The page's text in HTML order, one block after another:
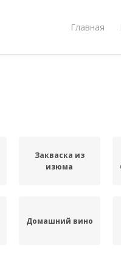
Главная
Закваска из
изюма
Домашний вино